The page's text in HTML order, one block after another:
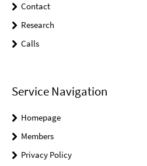
Contact
Research
Calls
Service Navigation
Homepage
Members
Privacy Policy